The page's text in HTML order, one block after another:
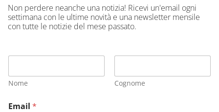
Non perdere neanche una notizia! Ricevi un'email ogni
settimana con le ultime novità e una newsletter mensile
con tutte le notizie del mese passato.
Nome Cognome
Email *